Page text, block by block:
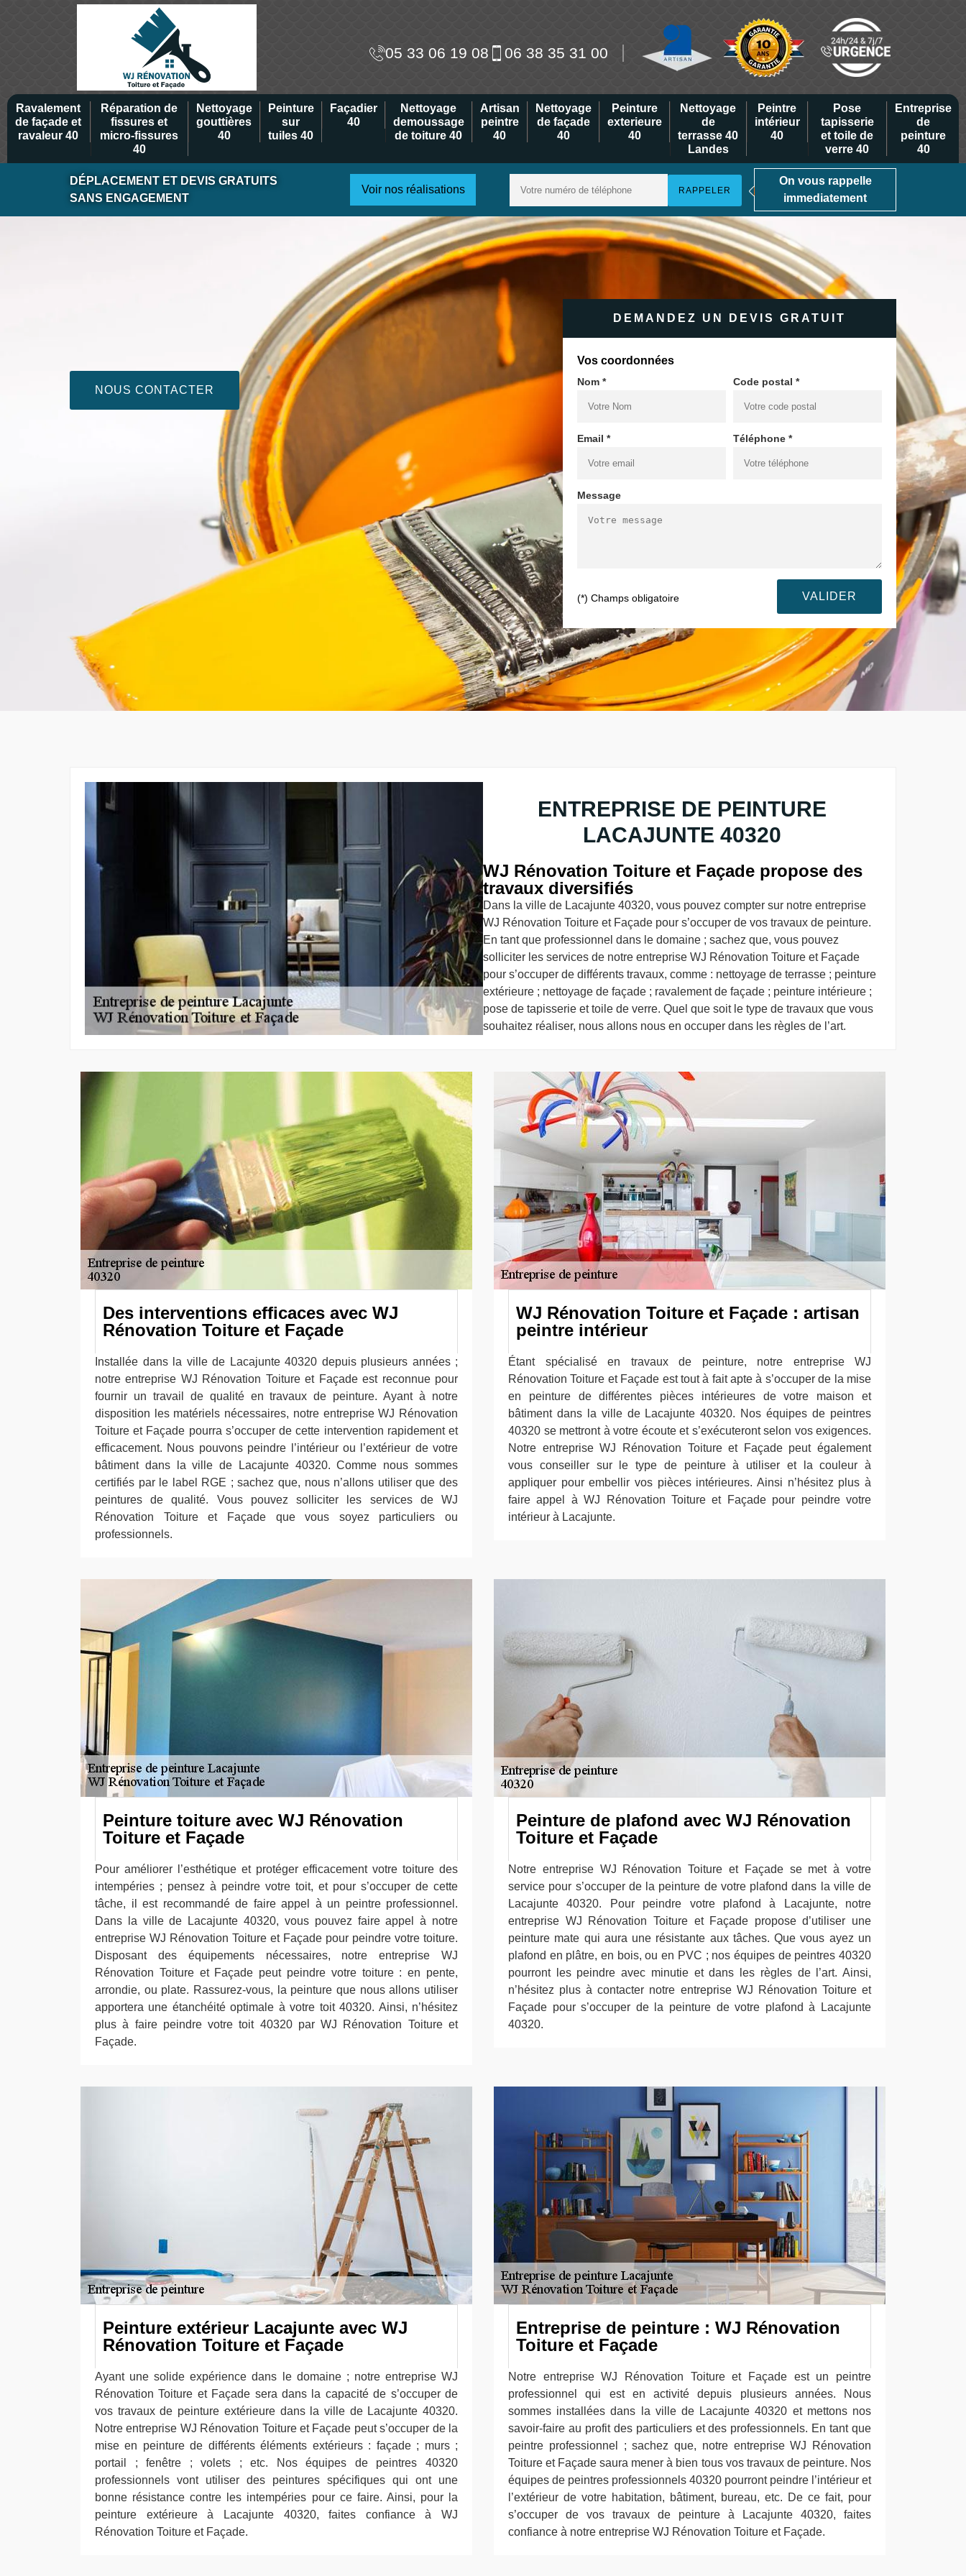
05 33 06 19 08 06 38 35 31 00
Ravalement
de façade et
ravaleur 40
Réparation de
fissures et
micro-fissures
40
Nettoyage
gouttières
40
Peinture
sur
tuiles 40
Façadier
40
Nettoyage
demoussage
de toiture 40
Artisan
peintre
40
Nettoyage
de façade
40
Peinture
exterieure
40
Nettoyage
de
terrasse 40
Landes
Peintre
intérieur
40
Pose
tapisserie
et toile de
verre 40
Entreprise
de
peinture
40
DÉPLACEMENT ET DEVIS GRATUITS
SANS ENGAGEMENT
Voir nos réalisations
On vous rappelle
immediatement
NOUS CONTACTER
DEMANDEZ UN DEVIS GRATUIT
Vos coordonnées
Nom * Code postal *
Email * Téléphone *
Message
(*) Champs obligatoire
ENTREPRISE DE PEINTURE
LACAJUNTE 40320
WJ Rénovation Toiture et Façade propose des
travaux diversifiés
Dans la ville de Lacajunte 40320, vous pouvez compter sur notre entreprise
WJ Rénovation Toiture et Façade pour s’occuper de vos travaux de peinture.
En tant que professionnel dans le domaine ; sachez que, vous pouvez
solliciter les services de notre entreprise WJ Rénovation Toiture et Façade
pour s’occuper de différents travaux, comme : nettoyage de terrasse ; peinture
extérieure ; nettoyage de façade ; ravalement de façade ; peinture intérieure ;
pose de tapisserie et toile de verre. Quel que soit le type de travaux que vous
souhaitez réaliser, nous allons nous en occuper dans les règles de l’art.
Des interventions efficaces avec WJ
Rénovation Toiture et Façade
Installée dans la ville de Lacajunte 40320 depuis plusieurs années ;
notre entreprise WJ Rénovation Toiture et Façade est reconnue pour
fournir un travail de qualité en travaux de peinture. Ayant à notre
disposition les matériels nécessaires, notre entreprise WJ Rénovation
Toiture et Façade pourra s’occuper de cette intervention rapidement et
efficacement. Nous pouvons peindre l’intérieur ou l’extérieur de votre
bâtiment dans la ville de Lacajunte 40320. Comme nous sommes
certifiés par le label RGE ; sachez que, nous n’allons utiliser que des
peintures de qualité. Vous pouvez solliciter les services de WJ
Rénovation Toiture et Façade que vous soyez particuliers ou
professionnels.
WJ Rénovation Toiture et Façade : artisan
peintre intérieur
Étant spécialisé en travaux de peinture, notre entreprise WJ
Rénovation Toiture et Façade est tout à fait apte à s’occuper de la mise
en peinture de différentes pièces intérieures de votre maison et
bâtiment dans la ville de Lacajunte 40320. Nos équipes de peintres
40320 se mettront à votre écoute et s’exécuteront selon vos exigences.
Notre entreprise WJ Rénovation Toiture et Façade peut également
vous conseiller sur le type de peinture à utiliser et la couleur à
appliquer pour embellir vos pièces intérieures. Ainsi n’hésitez plus à
faire appel à WJ Rénovation Toiture et Façade pour peindre votre
intérieur à Lacajunte.
Peinture toiture avec WJ Rénovation
Toiture et Façade
Pour améliorer l’esthétique et protéger efficacement votre toiture des
intempéries ; pensez à peindre votre toit, et pour s’occuper de cette
tâche, il est recommandé de faire appel à un peintre professionnel.
Dans la ville de Lacajunte 40320, vous pouvez faire appel à notre
entreprise WJ Rénovation Toiture et Façade pour peindre votre toiture.
Disposant des équipements nécessaires, notre entreprise WJ
Rénovation Toiture et Façade peut peindre votre toiture : en pente,
arrondie, ou plate. Rassurez-vous, la peinture que nous allons utiliser
apportera une étanchéité optimale à votre toit 40320. Ainsi, n’hésitez
plus à faire peindre votre toit 40320 par WJ Rénovation Toiture et
Façade.
Peinture de plafond avec WJ Rénovation
Toiture et Façade
Notre entreprise WJ Rénovation Toiture et Façade se met à votre
service pour s’occuper de la peinture de votre plafond dans la ville de
Lacajunte 40320. Pour peindre votre plafond à Lacajunte, notre
entreprise WJ Rénovation Toiture et Façade propose d’utiliser une
peinture mate qui aura une résistante aux tâches. Que vous ayez un
plafond en plâtre, en bois, ou en PVC ; nos équipes de peintres 40320
pourront les peindre avec minutie et dans les règles de l’art. Ainsi,
n’hésitez plus à contacter notre entreprise WJ Rénovation Toiture et
Façade pour s’occuper de la peinture de votre plafond à Lacajunte
40320.
Peinture extérieur Lacajunte avec WJ
Rénovation Toiture et Façade
Ayant une solide expérience dans le domaine ; notre entreprise WJ
Rénovation Toiture et Façade sera dans la capacité de s’occuper de
vos travaux de peinture extérieure dans la ville de Lacajunte 40320.
Notre entreprise WJ Rénovation Toiture et Façade peut s’occuper de la
mise en peinture de différents éléments extérieurs : façade ; murs ;
portail ; fenêtre ; volets ; etc. Nos équipes de peintres 40320
professionnels vont utiliser des peintures spécifiques qui ont une
bonne résistance contre les intempéries pour ce faire. Ainsi, pour la
peinture extérieure à Lacajunte 40320, faites confiance à WJ
Rénovation Toiture et Façade.
Entreprise de peinture : WJ Rénovation
Toiture et Façade
Notre entreprise WJ Rénovation Toiture et Façade est un peintre
professionnel qui est en activité depuis plusieurs années. Nous
sommes installées dans la ville de Lacajunte 40320 et mettons nos
savoir-faire au profit des particuliers et des professionnels. En tant que
peintre professionnel ; sachez que, notre entreprise WJ Rénovation
Toiture et Façade saura mener à bien tous vos travaux de peinture. Nos
équipes de peintres professionnels 40320 pourront peindre l’intérieur et
l’extérieur de votre habitation, bâtiment, bureau, etc. De ce fait, pour
s’occuper de vos travaux de peinture à Lacajunte 40320, faites
confiance à notre entreprise WJ Rénovation Toiture et Façade.